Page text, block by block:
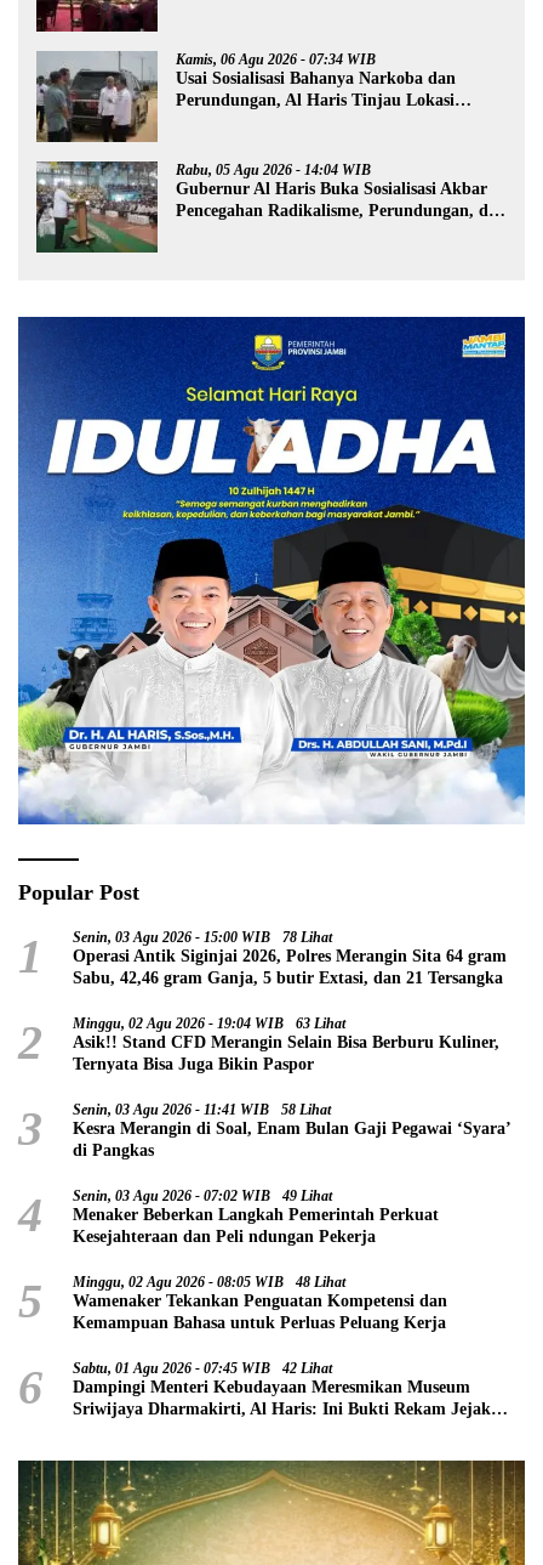
Kamis, 06 Agu 2026 - 07:34 WIB
Usai Sosialisasi Bahanya Narkoba dan
Perundungan, Al Haris Tinjau Lokasi
Rabu, 05 Agu 2026 - 14:04 WIB
Gubernur Al Haris Buka Sosialisasi Akbar
Pencegahan Radikalisme, Perundungan, dan
Popular Post
1 Senin, 03 Agu 2026 - 15:00 WIB 78 Lihat
Operasi Antik Siginjai 2026, Polres Merangin Sita 64 gram
Sabu, 42,46 gram Ganja, 5 butir Extasi, dan 21 Tersangka
2 Minggu, 02 Agu 2026 - 19:04 WIB 63 Lihat
Asik!! Stand CFD Merangin Selain Bisa Berburu Kuliner,
Ternyata Bisa Juga Bikin Paspor
3 Senin, 03 Agu 2026 - 11:41 WIB 58 Lihat
Kesra Merangin di Soal, Enam Bulan Gaji Pegawai ‘Syara’
di Pangkas
4 Senin, 03 Agu 2026 - 07:02 WIB 49 Lihat
Menaker Beberkan Langkah Pemerintah Perkuat
Kesejahteraan dan Peli ndungan Pekerja
5 Minggu, 02 Agu 2026 - 08:05 WIB 48 Lihat
Wamenaker Tekankan Penguatan Kompetensi dan
Kemampuan Bahasa untuk Perluas Peluang Kerja
6 Sabtu, 01 Agu 2026 - 07:45 WIB 42 Lihat
Dampingi Menteri Kebudayaan Meresmikan Museum
Sriwijaya Dharmakirti, Al Haris: Ini Bukti Rekam Jejak